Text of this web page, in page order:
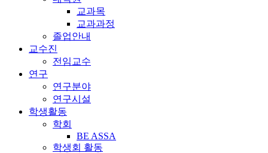
교과목
교과과정
졸업안내
교수진
전임교수
연구
연구분야
연구시설
학생활동
학회
BE ASSA
학생회 활동